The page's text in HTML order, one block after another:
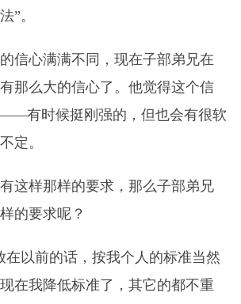
”。
信心满满不同，现在子部弟兄在
那么大的信心了。他觉得这个信
有时候挺刚强的，但也会有很软
定。
这样那样的要求，那么子部弟兄
的要求呢？
在以前的话，按我个人的标准当然
在我降低标准了，其它的都不重